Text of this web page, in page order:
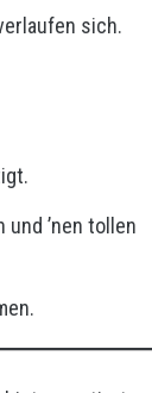
sich.
’nen tollen